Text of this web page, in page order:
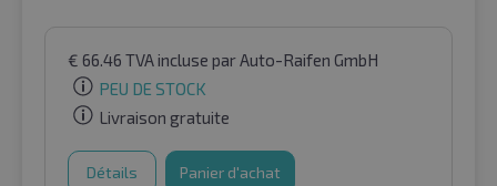
€ 66.46 TVA incluse par Auto-Raifen GmbH
PEU DE STOCK
Livraison gratuite
Détails Panier d'achat